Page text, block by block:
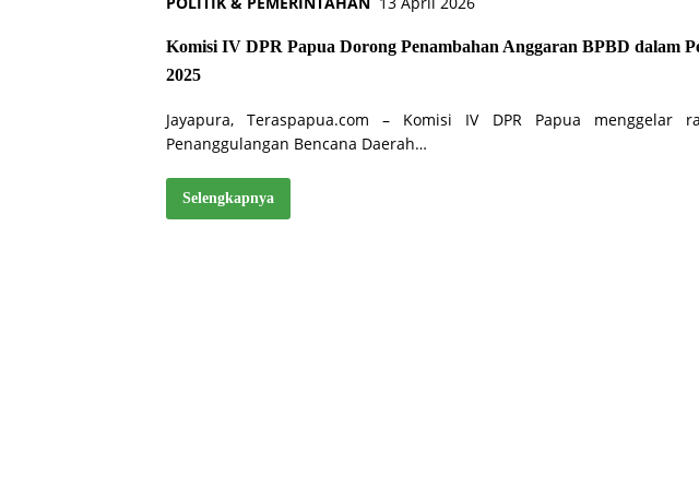
Komisi IV DPR Papua Dorong Penambahan Anggaran BPBD dalam
2025
Jayapura, Teraspapua.com – Komisi IV DPR Papua menggelar
Penanggulangan Bencana Daerah…
Selengkapnya